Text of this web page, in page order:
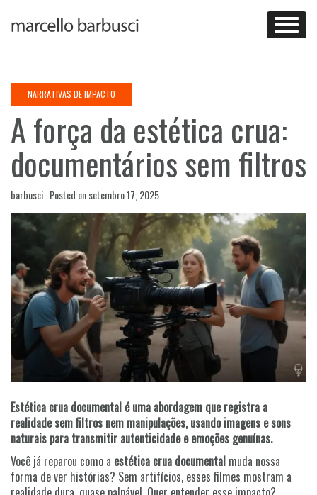
NARRATIVAS DE IMPACTO
A força da estética crua:
documentários sem filtros
barbusci .Posted onsetembro 17, 2025
Estética crua documental é uma abordagem que registra a
realidade sem filtros nem manipulações, usando imagens e sons
naturais para transmitir autenticidade e emoções genuínas.
Você já reparou como a estética crua documental muda nossa
forma de ver histórias? Sem artifícios, esses filmes mostram a